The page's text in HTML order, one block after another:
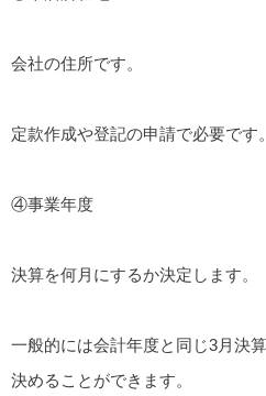
会社の住所です。
定款作成や登記の申請で必要です。
④事業年度
決算を何月にするか決定します。
一般的には会計年度と同じ3月決
決めることができます。